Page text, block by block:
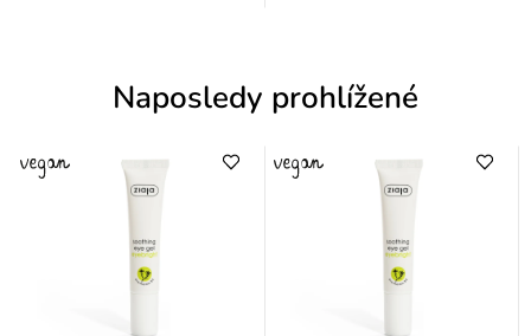
Naposledy prohlížené